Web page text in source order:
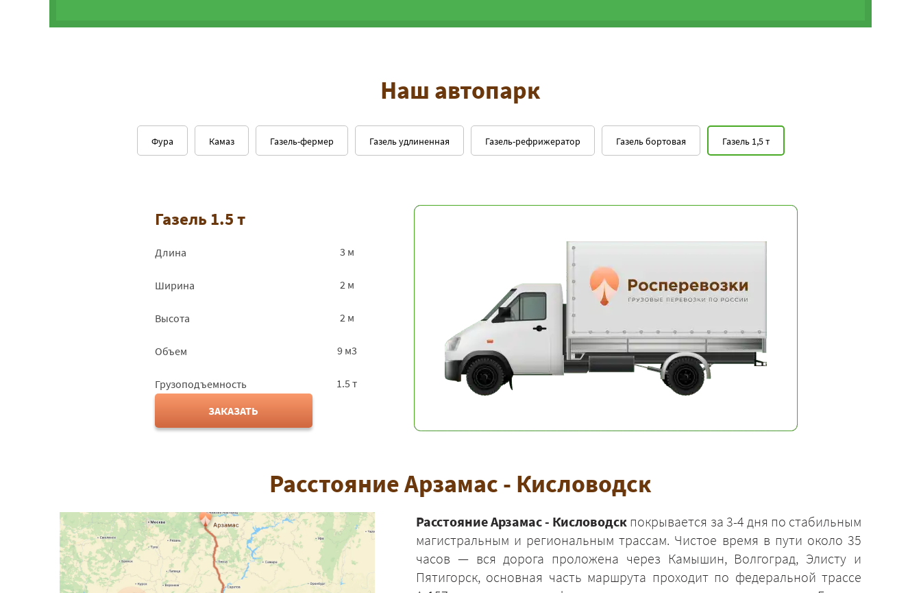
Наш автопарк
Газель 1,5 т
Газель удлиненная Газель бортовая
Газель-рефрижератор
Газель-фермер
Камаз
Фура
Газель 1.5 т
Длина 3 м
Ширина 2 м
Высота 2 м
Объем 9 м3
Грузоподъемность
1.5 т
ЗАКАЗАТЬ
Расстояние Арзамас - Кисловодск
Расстояние Арзамас - Кисловодск покрывается за 3-4 дня по стабильным
магистральным и региональным трассам. Чистое время в пути около 35
часов — вся дорога проложена через Камышин, Волгоград, Элисту и
Пятигорск, основная часть маршрута проходит по федеральной трассе